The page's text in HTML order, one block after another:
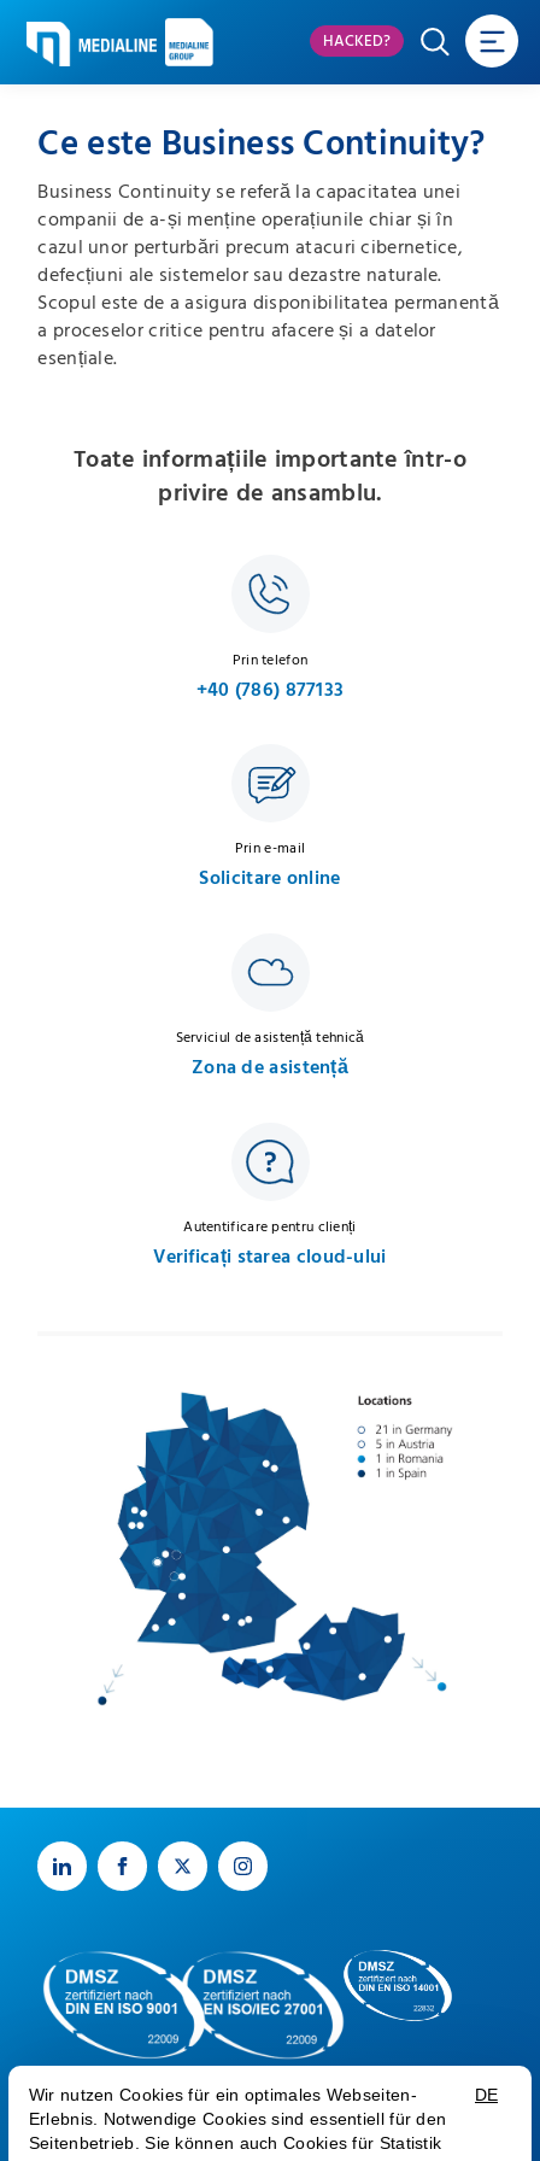
HACKED?
Ce este Business Continuity?
Business Continuity se referă la capacitatea unei
companii de a-și menține operațiunile chiar și în
cazul unor perturbări precum atacuri cibernetice,
defecțiuni ale sistemelor sau dezastre naturale.
Scopul este de a asigura disponibilitatea permanentă
a proceselor critice pentru afacere și a datelor
esențiale.
Toate informațiile importante într-o
privire de ansamblu.
Prin telefon
+40 (786) 877133
Prin e-mail
Solicitare online
Serviciul de asistență tehnică
Zona de asistență
Autentificare pentru clienți
Verificați starea cloud-ului